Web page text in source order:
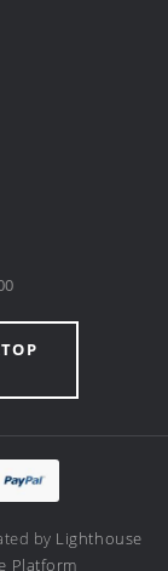
by Lighthouse
Platform